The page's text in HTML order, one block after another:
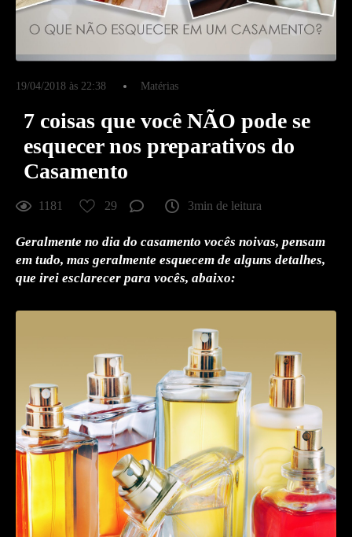
19/04/2018 às 22:38 Matérias
7 coisas que você NÃO pode se
esquecer nos preparativos do
Casamento
1181 29 3min de leitura
Geralmente no dia do casamento vocês noivas, pensam
em tudo, mas geralmente esquecem de alguns detalhes,
que irei esclarecer para vocês, abaixo: